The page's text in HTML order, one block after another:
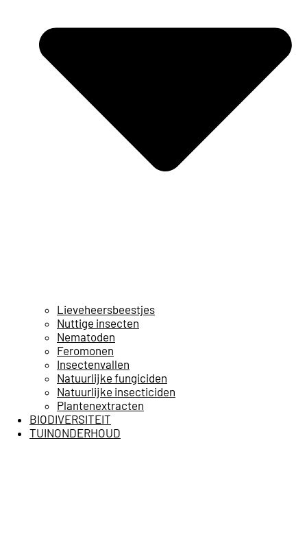
Lieveheersbeestjes
Nuttige insecten
Nematoden
Feromonen
Insectenvallen
Natuurlijke fungiciden
Natuurlijke insecticiden
Plantenextracten
BIODIVERSITEIT
TUINONDERHOUD